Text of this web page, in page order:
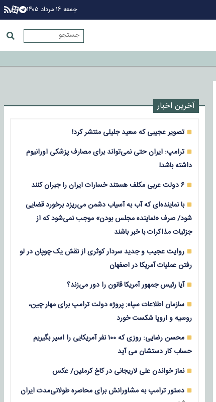
جمعه ۱۶ مرداد ۱۴۰۵
آخرین اخبار
تصویر عجیبی که سعید جلیلی منتشر کرد!
ترامپ: ایران حتی نمی‌تواند برای مصارف پزشکی اورانیوم
داشته باشد!
۶ دولت عربی مکلف هستند خسارات ایران را جبران کنند
با نماینده‌ای که آب به آسیاب دشمن می‌ریزد برخورد قضایی
شود/ صرف «نماینده مجلس بودن» موجب نمی‌شود که از
جزئیات مذاکرات با خبر باشند
روایت عجیب و جدید سردار کوثری از نقش یک چوپان در لو
رفتن عملیات آمریکا در اصفهان
آیا رئیس جمهور آمریکا قانون را دور می‌زند؟
سازمان اطلاعات سپاه: پروژه دولت ترامپ برای مهار چین،
روسیه و اروپا شکست خورد
محسن رضایی: روزی که ۱۰۰ نفر آمریکایی را اسیر بگیریم
حساب کار دستشان می آید
نماز خواندن علی لاریجانی در کاخ کرملین/ عکس
دستور ترامپ به مشاورانش برای محاصره طولانی‌مدت ایران